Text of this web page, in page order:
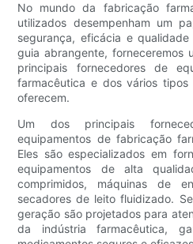
No mundo da fabricação
utilizados desempenham um
segurança, eficácia e
guia abrangente, forneceremos
principais fornecedores de
farmacêutica e dos vários
oferecem.
Um dos principais
equipamentos de fabricação
Eles são especializados em
equipamentos de alta
comprimidos, máquinas de
secadores de leito fluidizado.
geração são projetados para
da indústria farmacêutica,